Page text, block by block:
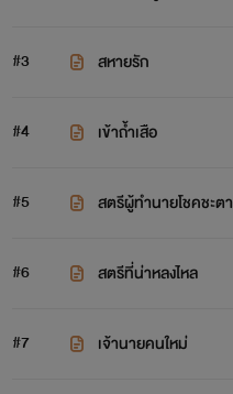
#3 สหายรัก
#4 เข้าถ้ำเสือ
#5 สตรีผู้ทำนายโชคชะตา
#6 สตรีที่น่าหลงไหล
#7 เจ้านายคนใหม่